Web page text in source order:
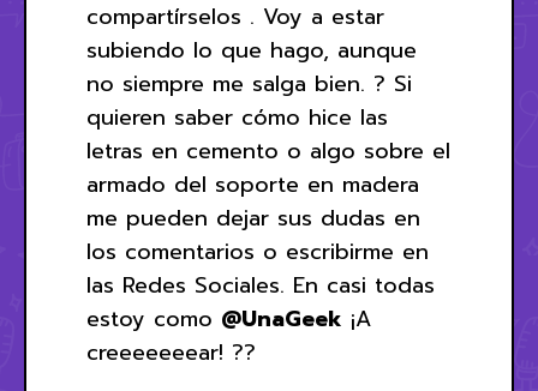
compartírselos . Voy a estar
subiendo lo que hago, aunque
no siempre me salga bien. ? Si
quieren saber cómo hice las
letras en cemento o algo sobre el
armado del soporte en madera
me pueden dejar sus dudas en
los comentarios o escribirme en
las Redes Sociales. En casi todas
estoy como @UnaGeek ¡A
creeeeeeear! ??